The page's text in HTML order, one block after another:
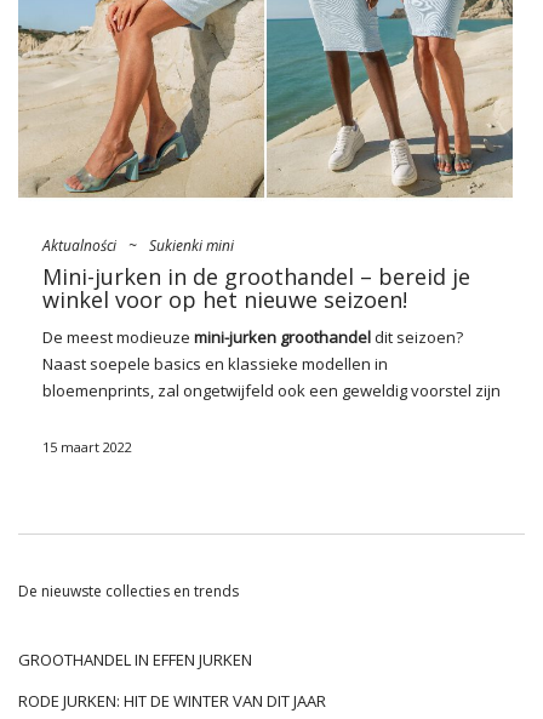
Aktualności ~ Sukienki mini
Mini-jurken in de groothandel – bereid je
winkel voor op het nieuwe seizoen!
De meest modieuze mini-jurken groothandeldit seizoen?
Naast soepele basics en klassieke modellen in
bloemenprints, zal ongetwijfeld ook een geweldig voorstel zijn
en decoraties in de geest van het Italiaanse maximalisme. Er
Welke mini-jurken in de
groothandel in het voorjaar moeten
Tijd om officieel te beginnen met het aftellen naar de lente! En
bij uitbreiding – rust uwwinkel uit met de meest modieuze
15 maart 2022
De nieuwste collecties en trends
GROOTHANDEL IN EFFEN JURKEN
RODE JURKEN: HIT DE WINTER VAN DIT JAAR